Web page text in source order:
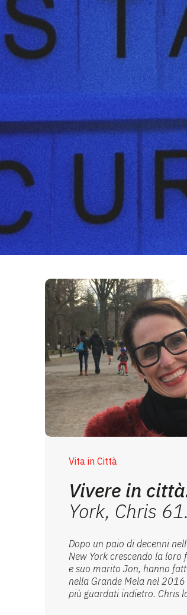
Vita in Città
Vivere in
York, Chris 61.
Dopo un paio di decenni
New York crescendo la loro
e suo marito Jon, hanno
nella Grande Mela nel 2016
più guardati indietro. Chris